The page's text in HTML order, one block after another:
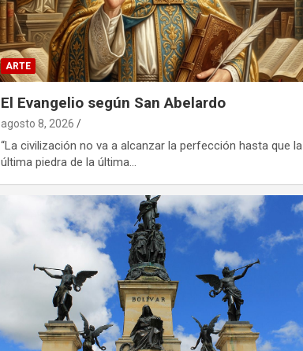
ARTE
El Evangelio según San Abelardo
agosto 8, 2026
“La civilización no va a alcanzar la perfección hasta que la
última piedra de la última…